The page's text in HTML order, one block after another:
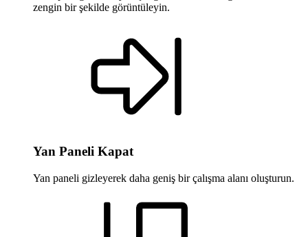
zengin bir şekilde görüntüleyin.
Yan Paneli Kapat
Yan paneli gizleyerek daha geniş bir çalışma alanı oluşturun.